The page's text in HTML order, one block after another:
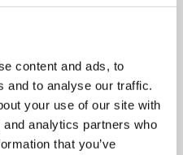
content and ads, to
and to analyse our traffic.
your use of our site with
analytics partners who
that you’ve
292306